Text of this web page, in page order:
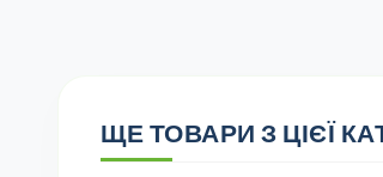
ЩЕ ТОВАРИ З ЦІЄЇ